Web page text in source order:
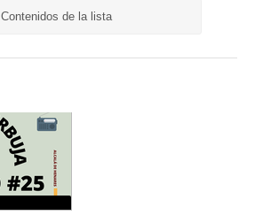
Contenidos de la lista